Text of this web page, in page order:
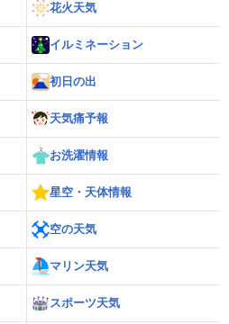
花火天気
イルミネーション
初日の出
天気痛予報
お洗濯情報
星空・天体情報
空の天気
マリン天気
スポーツ天気